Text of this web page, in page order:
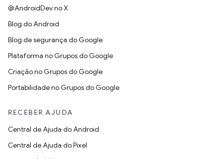
@AndroidDev no X
Blog do Android
Blog de segurança do Google
Plataforma no Grupos do Google
Criação no Grupos do Google
Portabilidade no Grupos do Google
RECEBER AJUDA
Central de Ajuda do Android
Central de Ajuda do Pixel